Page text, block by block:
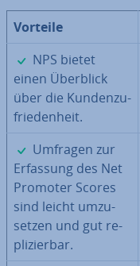
Vorteile
✓
NPS bietet
einen Überblick
über die Kun­den­zu­
frie­den­heit.
✓
Umfragen zur
Erfassung des Net
Promoter Scores
sind leicht um­zu­
set­zen und gut re­
pli­zier­bar.